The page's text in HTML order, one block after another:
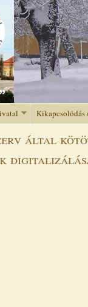
Kikapcsolódás
által